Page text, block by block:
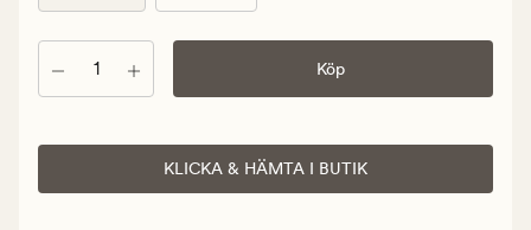
Antal Köp
KLICKA & HÄMTA I BUTIK